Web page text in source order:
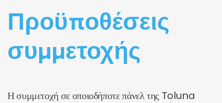
Προϋποθέσεις
συμμετοχής
Η συμμετοχή σε οποιοδήποτε πάνελ της Toluna